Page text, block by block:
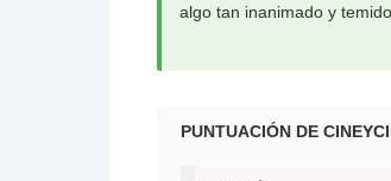
algo tan inanimado y
PUNTUACIÓN DE